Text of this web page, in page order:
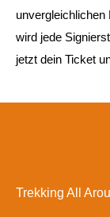
wird jede
jetzt dein Ticket
Trekking All